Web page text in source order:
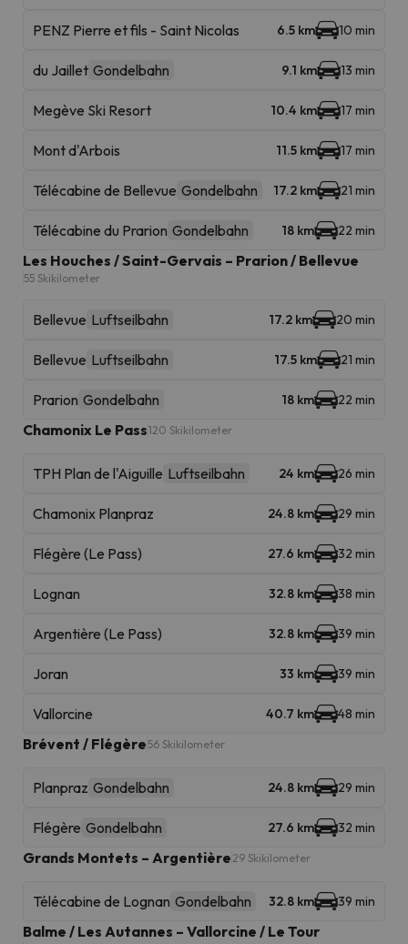
PENZ Pierre et fils - Saint Nicolas 6.5 km 10 min
du Jaillet Gondelbahn 9.1 km 13 min
Megève Ski Resort 10.4 km 17 min
Mont d'Arbois 11.5 km 17 min
Télécabine de Bellevue Gondelbahn 17.2 km 21 min
Télécabine du Prarion Gondelbahn 18 km 22 min
Les Houches / Saint-Gervais – Prarion / Bellevue
55 Skikilometer
Bellevue Luftseilbahn 17.2 km 20 min
Bellevue Luftseilbahn 17.5 km 21 min
Prarion Gondelbahn 18 km 22 min
Chamonix Le Pass120 Skikilometer
TPH Plan de l'Aiguille Luftseilbahn 24 km 26 min
Chamonix Planpraz 24.8 km 29 min
Flégère (Le Pass) 27.6 km 32 min
Lognan 32.8 km 38 min
Argentière (Le Pass) 32.8 km 39 min
Joran 33 km 39 min
Vallorcine 40.7 km 48 min
Brévent / Flégère 56 Skikilometer
Planpraz Gondelbahn 24.8 km 29 min
Flégère Gondelbahn 27.6 km 32 min
Grands Montets – Argentière 29 Skikilometer
Télécabine de Lognan Gondelbahn 32.8 km 39 min
Balme / Les Autannes – Vallorcine / Le Tour